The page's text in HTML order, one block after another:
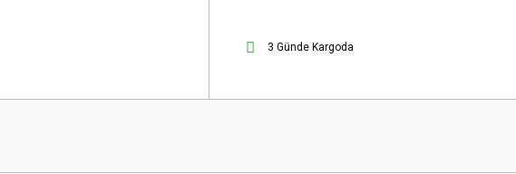
3 Günde Kargoda